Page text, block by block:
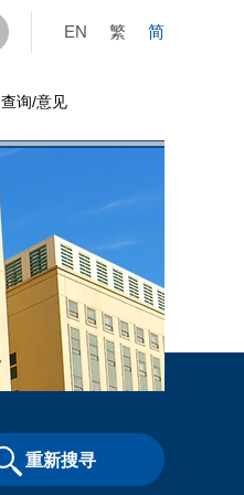
EN 繁 简
查询/意见
重新搜寻